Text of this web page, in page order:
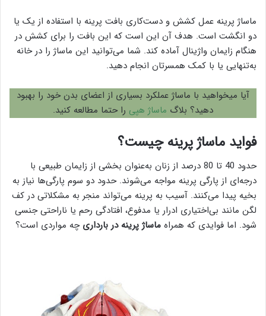
ماساژ پرینه عمل کشش و دست‌کاری بافت پرینه با استفاده از یک یا
دو انگشت است. هدف آن این است که این بافت را برای کشش در
هنگام زایمان واژینال آماده کند. شما می‌توانید این ماساژ را در خانه
به‌تنهایی یا با کمک همسرتان انجام دهید.
آیا میخواهید با ماساژ عملکرد بسیاری از اعضای بدن خود را بهبود
دهید؟ بلاگ ماساژ هپی را حتما مطالعه کنید.
فواید ماساژ پرینه چیست؟
حدود 40 تا 80 درصد از زنان به‌عنوان بخشی از زایمان طبیعی با
درجه‌ای از پارگی پرینه مواجه می‌شوند. حدود دو سوم پارگی‌ها نیاز به
بخیه پیدا می‌کنند. آسیب به پرینه می‌تواند منجر به مشکلاتی در کف
لگن مانند بی‌اختیاری ادرار یا مدفوع، افتادگی رحم یا ناراحتی جنسی
شود. اما فوایدی که همراه ماساژ پرینه در بارداری چه مواردی است؟